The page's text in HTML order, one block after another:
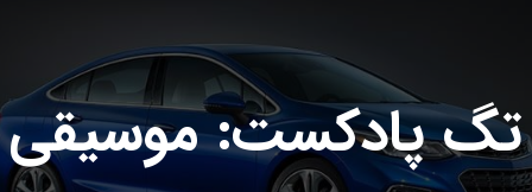
تگ پادکست: موسیقی